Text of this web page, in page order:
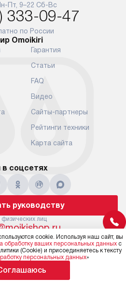
регионы
доставки
при
наша
прихожей.
к месту его
это
Эта
его
проем,
ручки
может
В
не
расходных
Пт, 9–22 Сб-Вс
333-09-47
по России
Omoikiri
Гарантия
Статьи
FAQ
Видео
Сайты-партнеры
Рейтинги техники
Карта сайта
соцсетях
руководству
физических лиц
лиц
cookie. Используя наш сайт, вы
обработку ваших персональных данныхс
(Cookie) и присоединяетесь к тексту
персональных данных»